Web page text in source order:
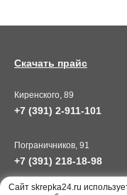
Киренского, 89
+7 (391) 2-911-101
Пограничников, 91
+7 (391) 218-18-98
Скачать прайс
Cайт skrepka24.ru